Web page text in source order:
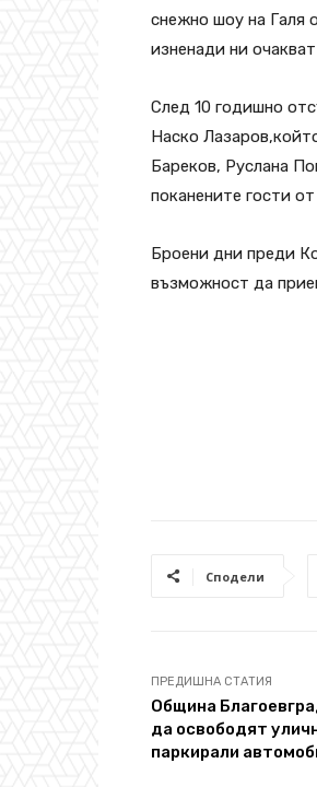
снежно шоу на Галя
изненади ни
След 10 годишно
Наско
Бареков, Руслана
поканените гости
Броени дни преди
възможност да
Сподели
ПРЕДИШНА СТАТИЯ
Община
да освободят
паркирали